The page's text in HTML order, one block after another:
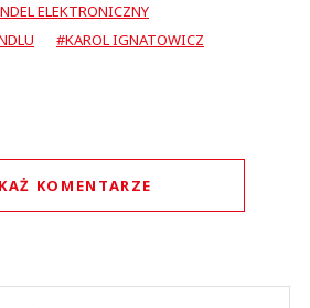
ELEKTRONICZNY
#KAROL IGNATOWICZ
KOMENTARZE
znaleziono komentarzy